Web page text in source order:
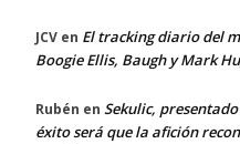
JCV en El tracking diario del
Boogie Ellis, Baugh y Mark
Rubén en Sekulic,
éxito será que la afición